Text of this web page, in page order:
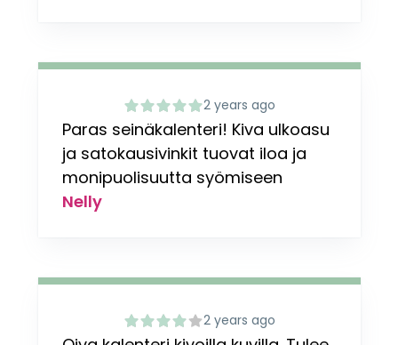
2 years ago
Paras seinäkalenteri! Kiva ulkoasu
ja satokausivinkit tuovat iloa ja
monipuolisuutta syömiseen
Nelly
2 years ago